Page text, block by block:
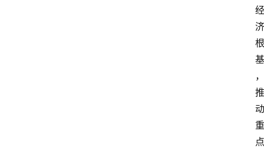
经
济
根
基
，
推
动
重
点